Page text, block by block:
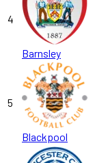
4
Barnsley
5
Blackpool